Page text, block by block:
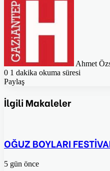
Ahmet
0 1 dakika okuma süresi
Paylaş
Posta
ile
İlgili Makaleler
OĞUZ BOYLARI
5 gün önce